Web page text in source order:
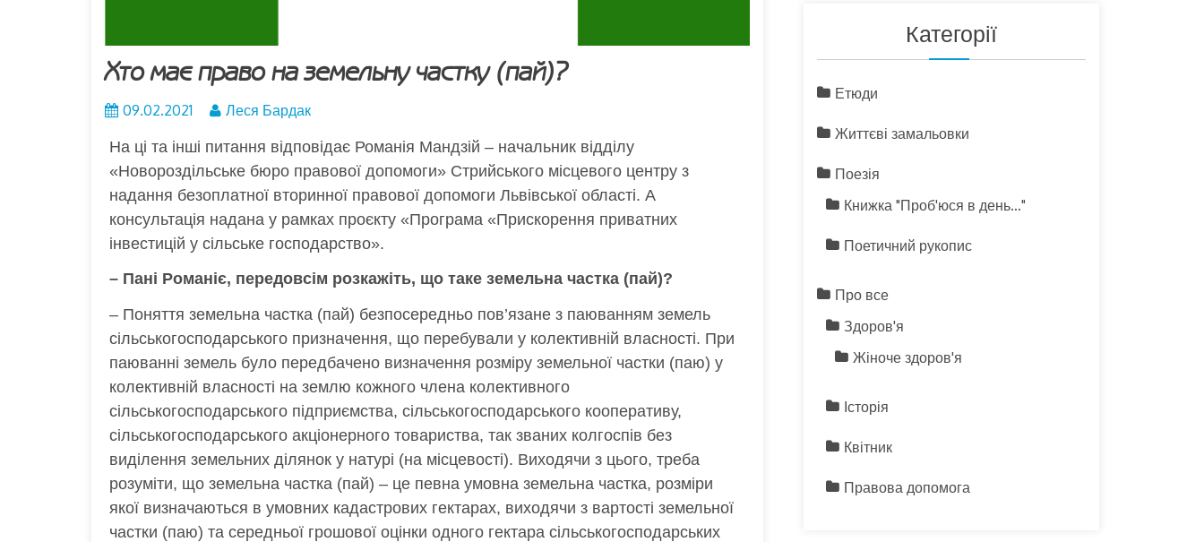
Хто має право на земельну частку (пай)?
09.02.2021 Леся Бардак
На ці та інші питання відповідає Романія Мандзій – начальник відділу
«Новороздільське бюро правової допомоги» Стрийського місцевого центру з
надання безоплатної вторинної правової допомоги Львівської області. А
консультація надана у рамках проєкту «Програма «Прискорення приватних
інвестицій у сільське господарство».
– Пані Романіє, передовсім розкажіть, що таке земельна частка (пай)?
– Поняття земельна частка (пай) безпосередньо пов’язане з паюванням земель
сільськогосподарського призначення, що перебували у колективній власності. При
паюванні земель було передбачено визначення розміру земельної частки (паю) у
колективній власності на землю кожного члена колективного
сільськогосподарського підприємства, сільськогосподарського кооперативу,
сільськогосподарського акціонерного товариства, так званих колгоспів без
виділення земельних ділянок у натурі (на місцевості). Виходячи з цього, треба
розуміти, що земельна частка (пай) – це певна умовна земельна частка, розміри
якої визначаються в умовних кадастрових гектарах, виходячи з вартості земельної
частки (паю) та середньої грошової оцінки одного гектара сільськогосподарських
Категорії
Етюди
Життєві замальовки
Поезія
Книжка "Проб'юся в день…"
Поетичний рукопис
Про все
Здоров'я
Жіноче здоров'я
Історія
Квітник
Правова допомога